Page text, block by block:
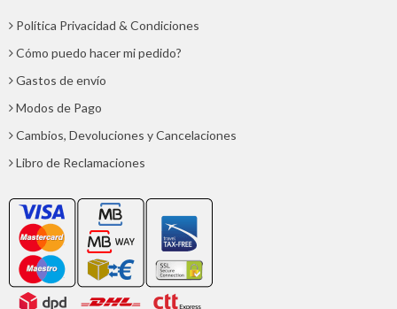
Política Privacidad & Condiciones
Cómo puedo hacer mi pedido?
Gastos de envío
Modos de Pago
Cambios, Devoluciones y Cancelaciones
Libro de Reclamaciones